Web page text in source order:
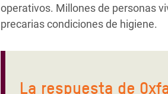
operativos. Millones de personas
precarias condiciones de higiene.
La respuesta de